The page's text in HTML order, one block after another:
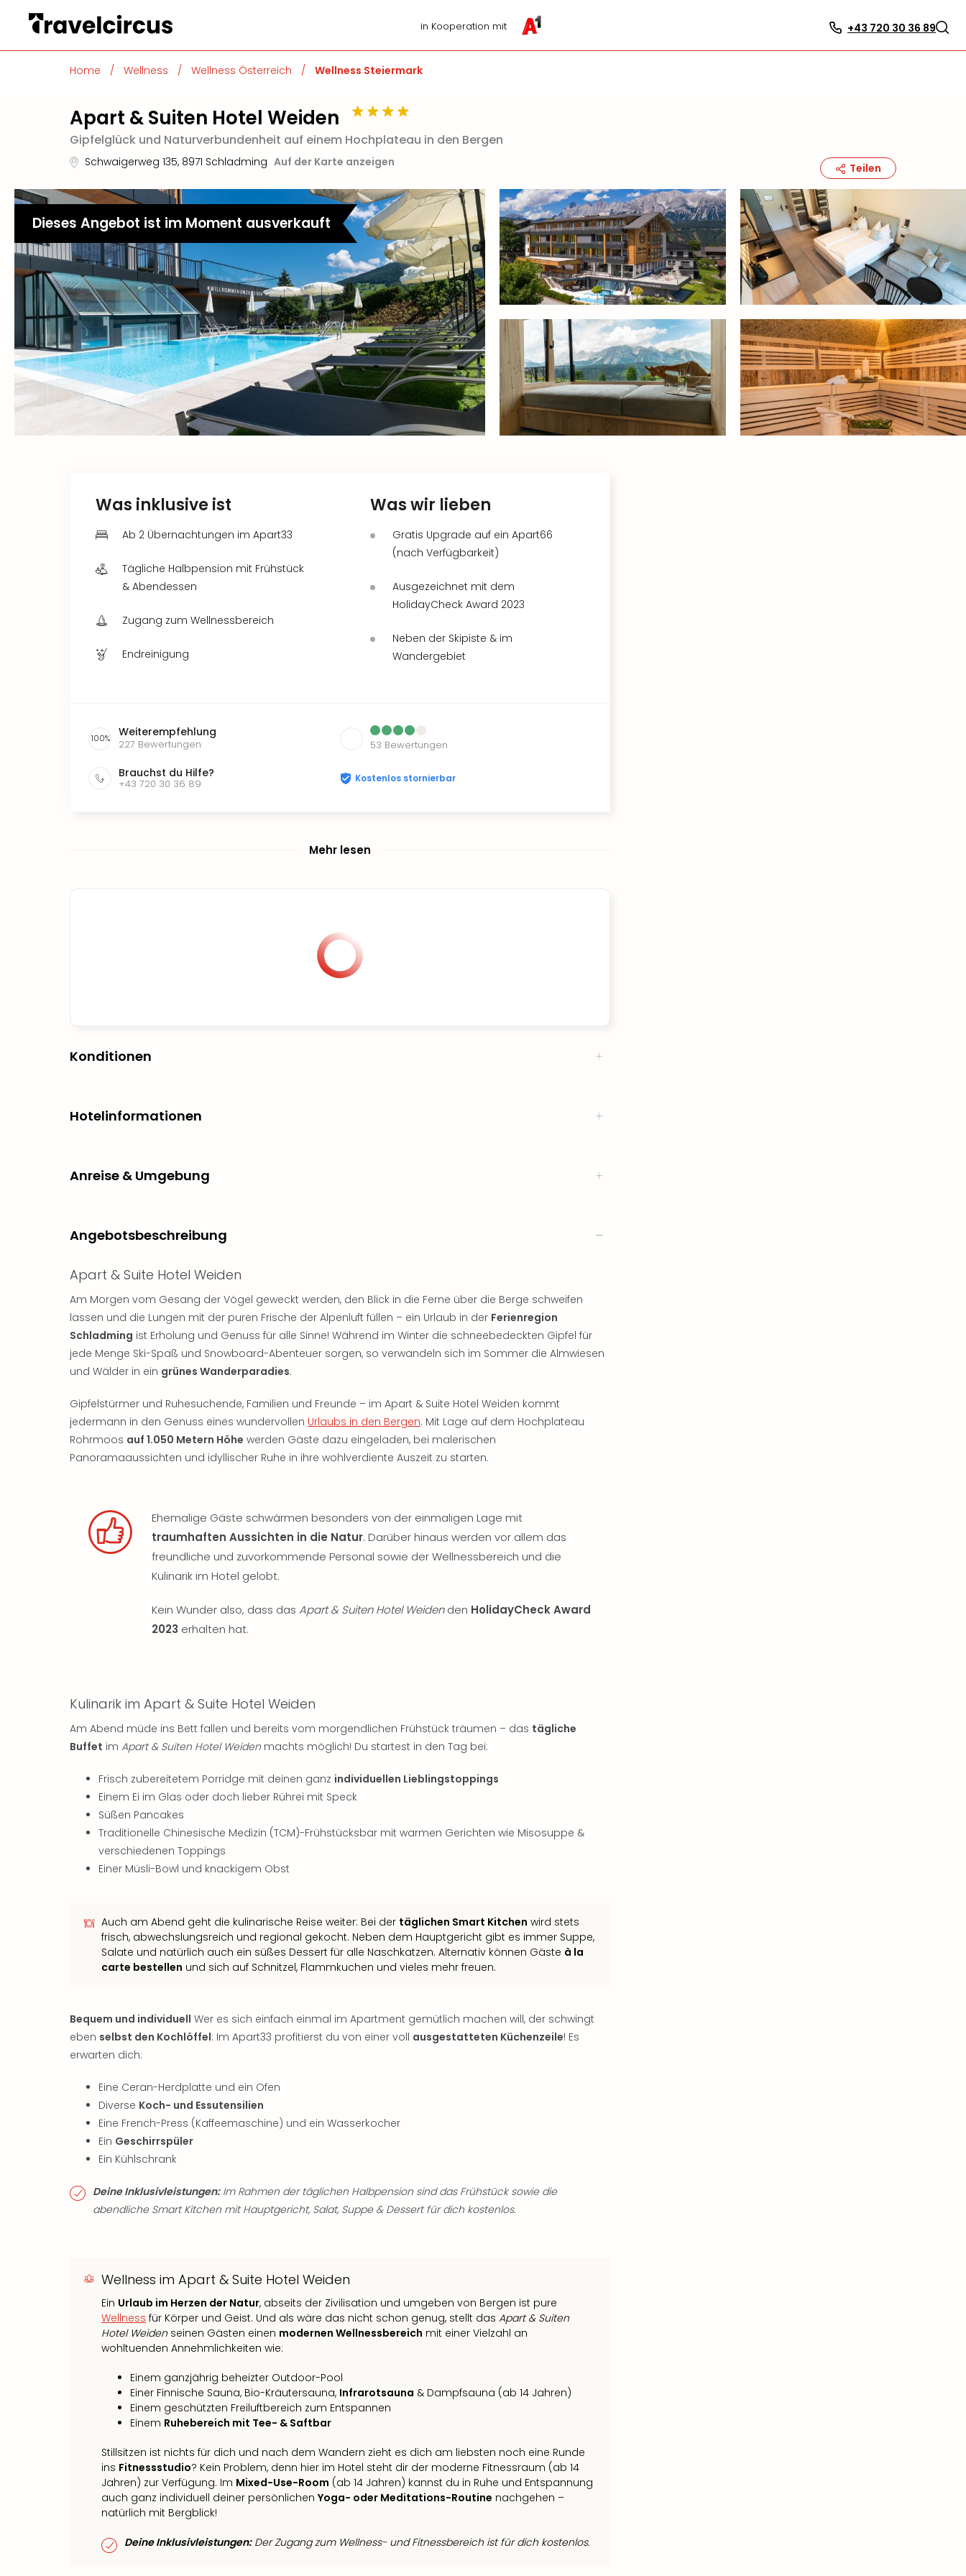
in Kooperation mit +43 720 30 36 89
Home / Wellness / Wellness Österreich / Wellness Steiermark
Apart & Suiten Hotel Weiden
Gipfelglück und Naturverbundenheit auf einem Hochplateau in den Bergen
Schwaigerweg 135, 8971 Schladming Auf der Karte anzeigen Teilen
Dieses Angebot ist im Moment ausverkauft
Was inklusive ist
Ab 2 Übernachtungen im Apart33
Tägliche Halbpension mit Frühstück
& Abendessen
Zugang zum Wellnessbereich
Endreinigung
Was wir lieben
Gratis Upgrade auf ein Apart66
(nach Verfügbarkeit)
Ausgezeichnet mit dem
HolidayCheck Award 2023
Neben der Skipiste & im
Wandergebiet
100% Weiterempfehlung
227 Bewertungen 53 Bewertungen
Brauchst du Hilfe?
+43 720 30 36 89 Kostenlos stornierbar
Mehr lesen
Konditionen
Hotelinformationen
Anreise & Umgebung
Angebotsbeschreibung
Apart & Suite Hotel Weiden
Am Morgen vom Gesang der Vögel geweckt werden, den Blick in die Ferne über die Berge schweifen
lassen und die Lungen mit der puren Frische der Alpenluft füllen – ein Urlaub in der Ferienregion
Schladming ist Erholung und Genuss für alle Sinne! Während im Winter die schneebedeckten Gipfel für
jede Menge Ski-Spaß und Snowboard-Abenteuer sorgen, so verwandeln sich im Sommer die Almwiesen
und Wälder in ein grünes Wanderparadies.
Gipfelstürmer und Ruhesuchende, Familien und Freunde – im Apart & Suite Hotel Weiden kommt
jedermann in den Genuss eines wundervollen Urlaubs in den Bergen. Mit Lage auf dem Hochplateau
Rohrmoos auf 1.050 Metern Höhe werden Gäste dazu eingeladen, bei malerischen
Panoramaaussichten und idyllischer Ruhe in ihre wohlverdiente Auszeit zu starten.
Ehemalige Gäste schwärmen besonders von der einmaligen Lage mit
traumhaften Aussichten in die Natur. Darüber hinaus werden vor allem das
freundliche und zuvorkommende Personal sowie der Wellnessbereich und die
Kulinarik im Hotel gelobt.
Kein Wunder also, dass das Apart & Suiten Hotel Weidenden HolidayCheck Award
2023 erhalten hat.
Kulinarik im Apart & Suite Hotel Weiden
Am Abend müde ins Bett fallen und bereits vom morgendlichen Frühstück träumen – das tägliche
Buffet im Apart & Suiten Hotel Weiden machts möglich! Du startest in den Tag bei:
Frisch zubereitetem Porridge mit deinen ganz individuellen Lieblingstoppings
Einem Ei im Glas oder doch lieber Rührei mit Speck
Süßen Pancakes
Traditionelle Chinesische Medizin (TCM)-Frühstücksbar mit warmen Gerichten wie Misosuppe &
verschiedenen Toppings
Einer Müsli-Bowl und knackigem Obst
Auch am Abend geht die kulinarische Reise weiter: Bei der täglichen Smart Kitchen wird stets
frisch, abwechslungsreich und regional gekocht. Neben dem Hauptgericht gibt es immer Suppe,
Salate und natürlich auch ein süßes Dessert für alle Naschkatzen. Alternativ können Gäste à la
carte bestellen und sich auf Schnitzel, Flammkuchen und vieles mehr freuen.
Bequem und individuell Wer es sich einfach einmal im Apartment gemütlich machen will, der schwingt
eben selbst den Kochlöffel: Im Apart33 profitierst du von einer voll ausgestatteten Küchenzeile! Es
erwarten dich:
Eine Ceran-Herdplatte und ein Ofen
Diverse Koch- und Essutensilien
Eine French-Press (Kaffeemaschine) und ein Wasserkocher
Ein Geschirrspüler
Ein Kühlschrank
Deine Inklusivleistungen:Im Rahmen der täglichen Halbpension sind das Frühstück sowie die
abendliche Smart Kitchen mit Hauptgericht, Salat, Suppe & Dessert für dich kostenlos.
Wellness im Apart & Suite Hotel Weiden
Ein Urlaub im Herzen der Natur, abseits der Zivilisation und umgeben von Bergen ist pure
Wellness für Körper und Geist. Und als wäre das nicht schon genug, stellt das Apart & Suiten
Hotel Weiden seinen Gästen einen modernen Wellnessbereich mit einer Vielzahl an
wohltuenden Annehmlichkeiten wie:
Einem ganzjährig beheizter Outdoor-Pool
Einer Finnische Sauna, Bio-Kräutersauna, Infrarotsauna & Dampfsauna (ab 14 Jahren)
Einem geschützten Freiluftbereich zum Entspannen
Einem Ruhebereich mit Tee- & Saftbar
Stillsitzen ist nichts für dich und nach dem Wandern zieht es dich am liebsten noch eine Runde
ins Fitnessstudio? Kein Problem, denn hier im Hotel steht dir der moderne Fitnessraum (ab 14
Jahren) zur Verfügung. Im Mixed-Use-Room (ab 14 Jahren) kannst du in Ruhe und Entspannung
auch ganz individuell deiner persönlichenYoga- oder Meditations-Routine nachgehen –
natürlich mit Bergblick!
Deine Inklusivleistungen:Der Zugang zum Wellness- und Fitnessbereich ist für dich kostenlos.